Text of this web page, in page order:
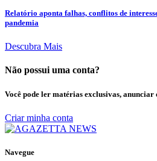
Relatório aponta falhas, conflitos de
pandemia
Descubra Mais
Não possui uma conta?
Você pode ler matérias exclusivas, anunciar
Criar minha conta
Navegue